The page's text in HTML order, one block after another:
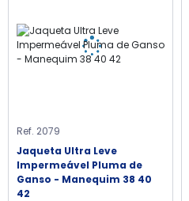
Ref. 2079
Jaqueta Ultra Leve
Impermeável Pluma de
Ganso - Manequim 38 40
42